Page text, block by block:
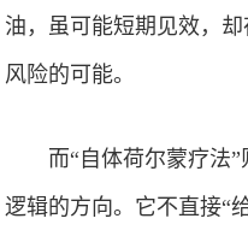
油，虽可能短期见效，
风险的可能。
而“自体荷尔蒙疗法
逻辑的方向。它不直接“